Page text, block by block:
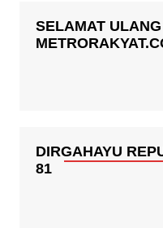
SELAMAT
DIRGAHAYU
81